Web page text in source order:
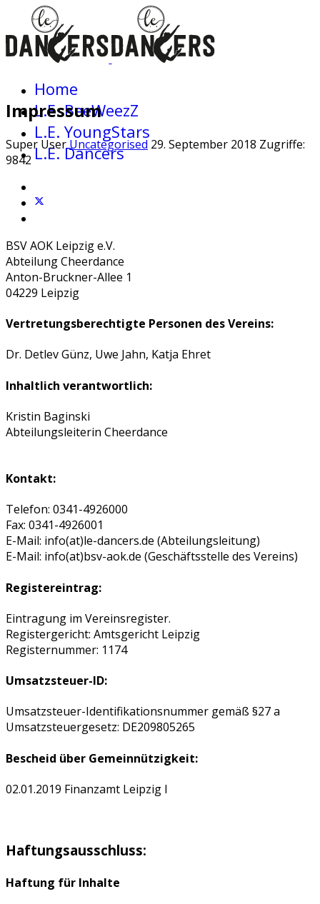
Home
L.E. BeeWeezZ
L.E. YoungStars
L.E. Dancers
Impressum
Super UserUncategorised 29. September 2018 Zugriffe:
9842
BSV AOK Leipzig e.V.
Abteilung Cheerdance
Anton-Bruckner-Allee 1
04229 Leipzig
Vertretungsberechtigte Personen des Vereins:
Dr. Detlev Günz, Uwe Jahn, Katja Ehret
Inhaltlich verantwortlich:
Kristin Baginski
Abteilungsleiterin Cheerdance
Kontakt:
Telefon: 0341-4926000
Fax: 0341-4926001
E-Mail: info(at)le-dancers.de (Abteilungsleitung)
E-Mail: info(at)bsv-aok.de (Geschäftsstelle des Vereins)
Registereintrag:
Eintragung im Vereinsregister.
Registergericht: Amtsgericht Leipzig
Registernummer: 1174
Umsatzsteuer-ID:
Umsatzsteuer-Identifikationsnummer gemäß §27 a
Umsatzsteuergesetz: DE209805265
Bescheid über Gemeinnützigkeit:
02.01.2019 Finanzamt Leipzig I
Haftungsausschluss:
Haftung für Inhalte